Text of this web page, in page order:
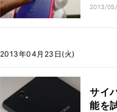
2013/
2013年04月23日(火)
サイ
能を